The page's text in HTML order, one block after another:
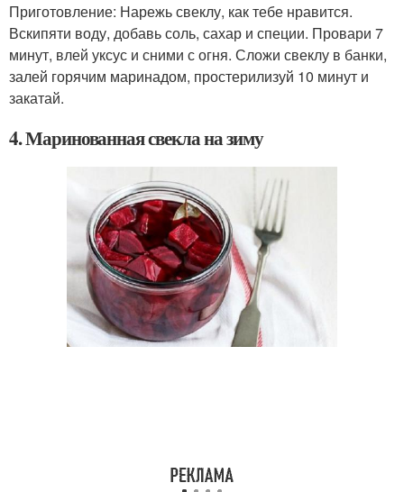
Приготовление: Нарежь свеклу, как тебе нравится.
Вскипяти воду, добавь соль, сахар и специи. Провари 7
минут, влей уксус и сними с огня. Сложи свеклу в банки,
залей горячим маринадом, простерилизуй 10 минут и
закатай.
4. Маринованная свекла на зиму